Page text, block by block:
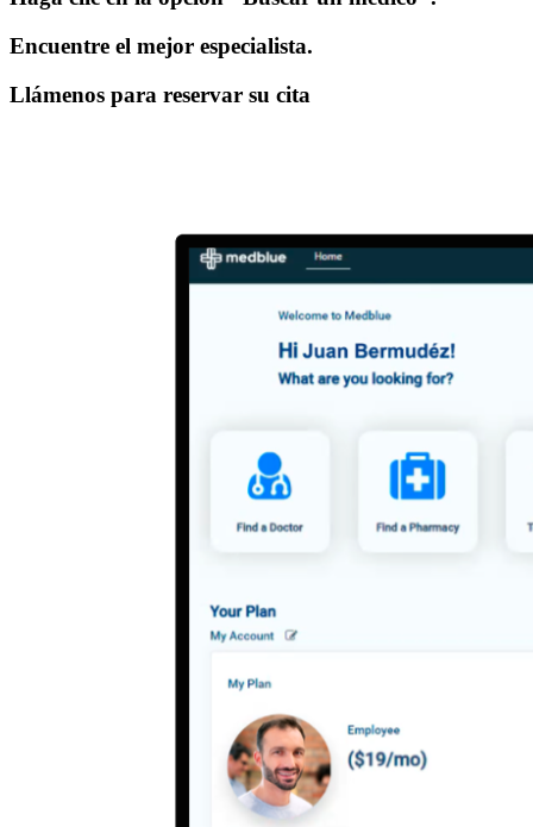
Encuentre el mejor especialista.
Llámenos para reservar su cita